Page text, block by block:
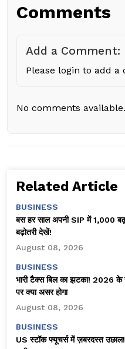
Comments
Add a Comment:
Please login to add a
No comments available.
Related Article
BUSINESS
बस हर साल अपनी SIP में ₹1,000
बढ़ोतरी देखें!
August 08, 2026
BUSINESS
भारी टैक्स बिल का झटका! 2026
पर क्या असर होगा
August 08, 2026
BUSINESS
US स्टॉक फ्यूचर्स में ज़बरदस्त उछाल!